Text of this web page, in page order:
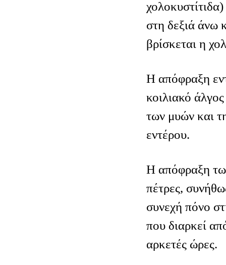
στη δεξιά άνω
βρίσκεται η
Η απόφραξη
κοιλιακό
των μυών και
εντέρου.
Η απόφραξη
πέτρες,
συνεχή πόνο
που διαρκεί
αρκετές ώρες.